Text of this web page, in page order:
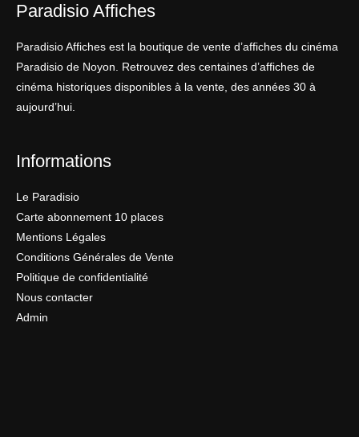
Paradisio Affiches
Paradisio Affiches est la boutique de vente d’affiches du cinéma
Paradisio de Noyon. Retrouvez des centaines d’affiches de
cinéma historiques disponibles à la vente, des années 30 à
aujourd’hui.
Informations
Le Paradisio
Carte abonnement 10 places
Mentions Légales
Conditions Générales de Vente
Politique de confidentialité
Nous contacter
Admin